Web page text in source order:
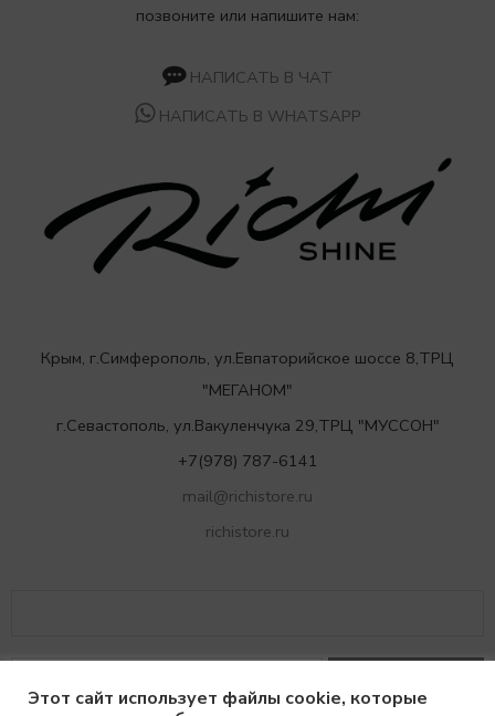
позвоните или напишите нам:
НАПИСАТЬ В ЧАТ
НАПИСАТЬ В WHATSAPP
Крым, г.Симферополь, ул.Евпаторийское шоссе 8,ТРЦ
"МЕГАНОМ"
г.Севастополь, ул.Вакуленчука 29,ТРЦ "МУССОН"
+7(978) 787-6141
mail@richistore.ru
richistore.ru
Этот сайт использует файлы cookie, которые